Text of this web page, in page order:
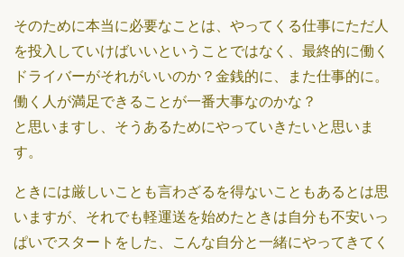
そのために本当に必要なことは、やってくる仕事にただ人
を投入していけばいいということではなく、最終的に働く
ドライバーがそれがいいのか？金銭的に、また仕事的に。
働く人が満足できることが一番大事なのかな？
と思いますし、そうあるためにやっていきたいと思いま
す。
ときには厳しいことも言わざるを得ないこともあるとは思
いますが、それでも軽運送を始めたときは自分も不安いっ
ぱいでスタートをした、こんな自分と一緒にやってきてく